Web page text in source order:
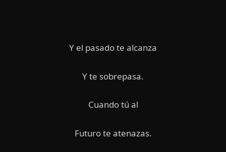
Y el pasado te alcanza
Y te sobrepasa.
Cuando tú al
Futuro te atenazas.